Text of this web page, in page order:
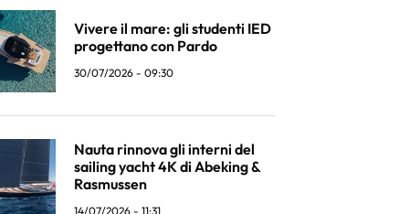
Vivere il mare: gli studenti IED
progettano con Pardo
30/07/2026 - 09:30
Nauta rinnova gli interni del
sailing yacht 4K di Abeking &
Rasmussen
14/07/2026 - 11:31